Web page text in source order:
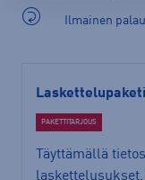
Ilmainen
PAKETTITARJOUS
Täyttämällä
laskettelusukset.